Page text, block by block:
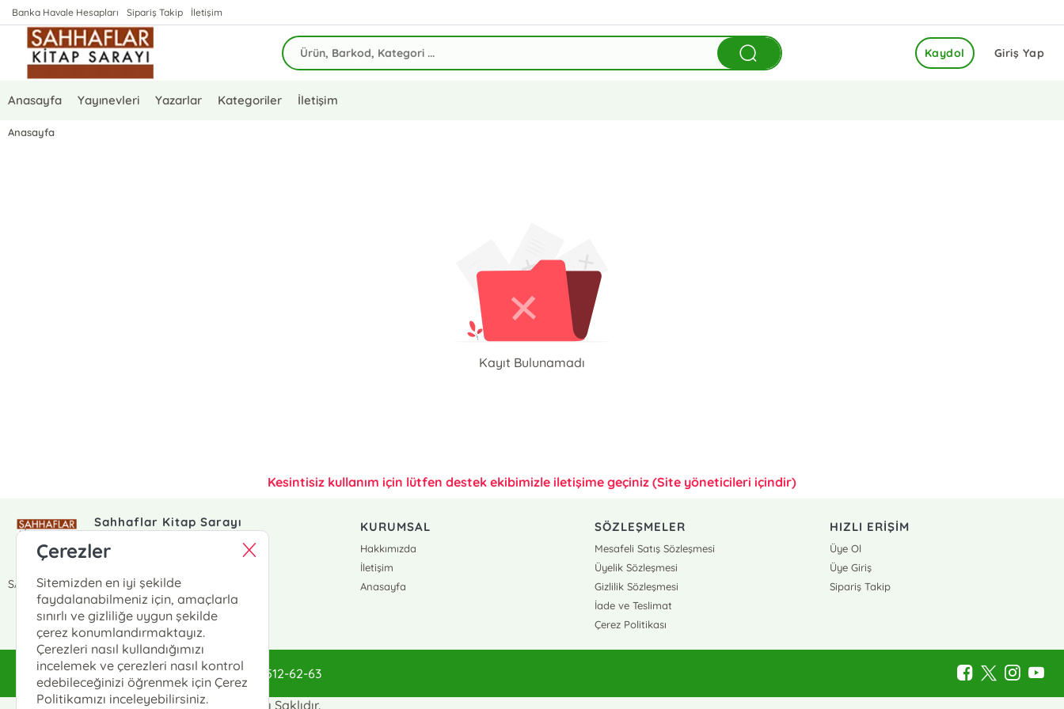
Banka Havale Hesapları Sipariş Takip İletişim
Giriş Yap
Kaydol
Anasayfa Yayınevleri Yazarlar Kategoriler İletişim
Anasayfa
Kayıt Bulunamadı
Kesintisiz kullanım için lütfen destek ekibimizle iletişime geçiniz (Site yöneticileri içindir)
Sahhaflar Kitap Sarayı
KURTUBA KİTAP
SAHHAFLAR ÇARŞISI NO:26 FATİH / İSTANBUL
KURUMSAL
Hakkımızda
İletişim
Anasayfa
SÖZLEŞMELER
Mesafeli Satış Sözleşmesi
Üyelik Sözleşmesi
Gizlilik Sözleşmesi
İade ve Teslimat
Çerez Politikası
HIZLI ERİŞİM
Üye Ol
Üye Giriş
Sipariş Takip
sahhaflar@sahhaflar.com 0(212)512-62-63
Sahhaflar Kitap Sarayı © 2025 Tüm Hakları Saklıdır.
Çerezler
Sitemizden en iyi şekilde
faydalanabilmeniz için, amaçlarla
sınırlı ve gizliliğe uygun şekilde
çerez konumlandırmaktayız.
Çerezleri nasıl kullandığımızı
incelemek ve çerezleri nasıl kontrol
edebileceğinizi öğrenmek için Çerez
Politikamızı inceleyebilirsiniz.